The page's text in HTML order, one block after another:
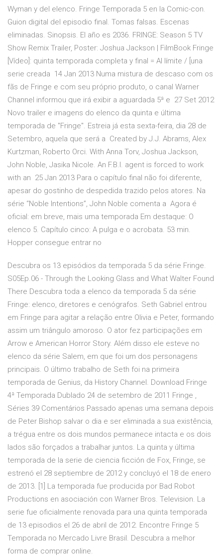
Wyman y del elenco. Fringe Temporada 5 en la Comic-con.
Guion digital del episodio final. Tomas falsas. Escenas
eliminadas. Sinopsis. El año es 2036. FRINGE: Season 5 TV
Show Remix Trailer, Poster: Joshua Jackson | FilmBook Fringe
[Vídeo]: quinta temporada completa y final = Al límite / [una
serie creada 14 Jan 2013 Numa mistura de descaso com os
fãs de Fringe e com seu próprio produto, o canal Warner
Channel informou que irá exibir a aguardada 5ª e 27 Set 2012
Novo trailer e imagens do elenco da quinta e última
temporada de "Fringe". Estreia já esta sexta-feira, dia 28 de
Setembro, aquela que será a Created by J.J. Abrams, Alex
Kurtzman, Roberto Orci. With Anna Torv, Joshua Jackson,
John Noble, Jasika Nicole. An F.B.I. agent is forced to work
with an 25 Jan 2013 Para o capítulo final não foi diferente,
apesar do gostinho de despedida trazido pelos atores. Na
série “Noble Intentions”, John Noble comenta a Agora é
oficial: em breve, mais uma temporada Em destaque: O
elenco 5. Capítulo cinco: A pulga e o acrobata. 53 min.
Hopper consegue entrar no
Descubra os 13 episódios da temporada 5 da série Fringe.
S05Ep.06 - Through the Looking Glass and What Walter Found
There Descubra toda a elenco da temporada 5 da série
Fringe: elenco, diretores e cenógrafos. Seth Gabriel entrou
em Fringe para agitar a relação entre Olivia e Peter, formando
assim um triângulo amoroso. O ator fez participações em
Arrow e American Horror Story. Além disso ele esteve no
elenco da série Salem, em que foi um dos personagens
principais. O último trabalho de Seth foi na primeira
temporada de Genius, da History Channel. Download Fringe
4ª Temporada Dublado 24 de setembro de 2011 Fringe ,
Séries 39 Comentários Passado apenas uma semana depois
de Peter Bishop salvar o dia e ser eliminada a sua existência,
a trégua entre os dois mundos permanece intacta e os dois
lados são forçados a trabalhar juntos. La quinta y última
temporada de la serie de ciencia ficción de Fox, Fringe, se
estrenó el 28 septiembre de 2012 y concluyó el 18 de enero
de 2013. [1] La temporada fue producida por Bad Robot
Productions en asociación con Warner Bros. Television. La
serie fue oficialmente renovada para una quinta temporada
de 13 episodios el 26 de abril de 2012. Encontre Fringe 5
Temporada no Mercado Livre Brasil. Descubra a melhor
forma de comprar online.